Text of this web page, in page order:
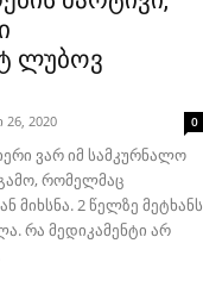
ლუბოვ
26, 2020 0
ვარ იმ სამკურნალო
რომელმაც
მიხსნა. 2 წელზე მეტხანს
რა მედიკამენტი არ